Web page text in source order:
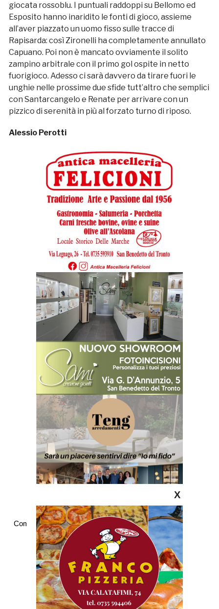
giocata rossoblu. I puntuali raddoppi su Bellomo ed
Esposito hanno inaridito le fonti di gioco, assieme
all’aver piazzato un uomo fisso sulle tracce di
Rapisarda: così Zironelli ha completamente annullato
Capuano. Poi non è mancato ovviamente il solito
zampino arbitrale con il primo gol ospite in netto
fuorigioco. Adesso ci sarà davvero da tirare fuori le
unghie nelle prossime due sfide tutt’altro che semplici
con Santarcangelo e Renate per arrivare con un
pizzico di serenità in più al forzato turno di riposo.
Alessio Perotti
Commenti
X